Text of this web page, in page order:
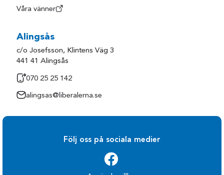
Våra vänner
Alingsås
c/o Josefsson, Klintens Väg 3
441 41 Alingsås
070 25 25 142
alingsas@liberalerna.se
Följ oss på sociala medier